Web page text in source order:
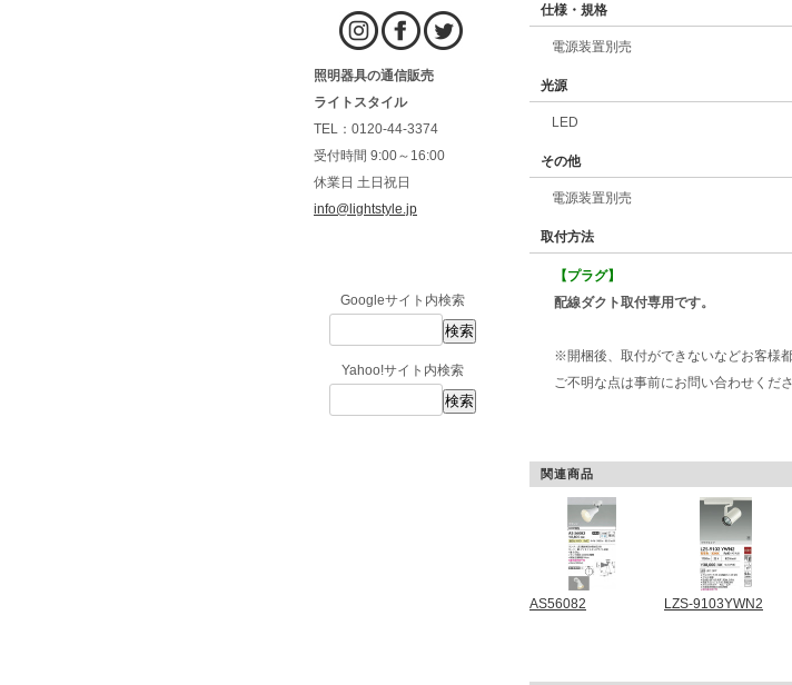
照明器具の通信販売
ライトスタイル
TEL：0120-44-3374
受付時間 9:00～16:00
休業日 土日祝日
info@lightstyle.jp
Googleサイト内検索
Yahoo!サイト内検索
仕様・規格
電源装置別売
光源
LED
その他
電源装置別売
取付方法
【プラグ】
配線ダクト取付専用です。
※開梱後、取付ができないなどお客様
ご不明な点は事前にお問い合わせくださ
関連商品
AS56082 LZS-9103YWN2